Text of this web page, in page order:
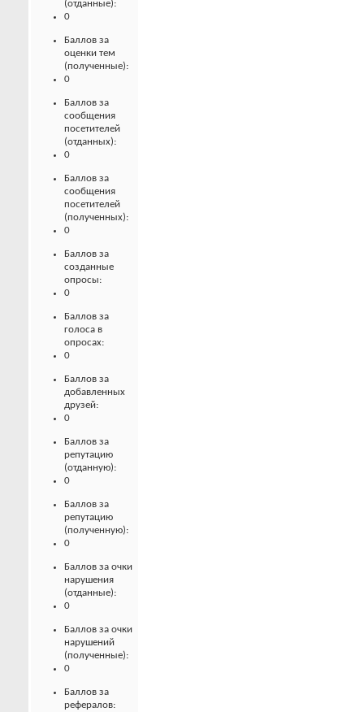
(отданные):
0
Баллов за
оценки тем
(полученные):
0
Баллов за
сообщения
посетителей
(отданных):
0
Баллов за
сообщения
посетителей
(полученных):
0
Баллов за
созданные
опросы:
0
Баллов за
голоса в
опросах:
0
Баллов за
добавленных
друзей:
0
Баллов за
репутацию
(отданную):
0
Баллов за
репутацию
(полученную):
0
Баллов за очки
нарушения
(отданные):
0
Баллов за очки
нарушений
(полученные):
0
Баллов за
рефералов: